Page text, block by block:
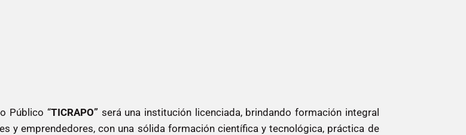
Público “TICRAPO” será una institución licenciada, brindando formación integral
y emprendedores, con una sólida formación científica y tecnológica, práctica de